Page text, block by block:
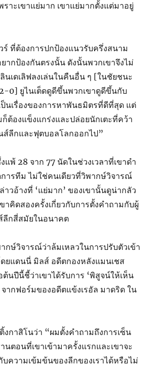
ราะเขาแย่มาก เขาแย่มากตั้งแต่มาอยู่
ที่ต้องการปกป้องแนวรับครึ่งสนาม
ากป้องกันตรงนั้น ดังนั้นพวกเขาจึงไม่
นเดเลิฟลงเล่นในคืนอื่น ๆ [ในชัยชนะ
0] ยูไนเต็ดดูดีขึ้นพวกเขาดูดีขึ้นกับ
นเรื่องของการหาพันธมิตรที่ดีที่สุด แต่
ต้องแข็งแกร่งและปล่อยนักเตะที่คว้า
ส์ลีกและฟุตบอลโลกออกไป”
แพ้ 28 จาก 77 นัดในช่วงเวลาที่เขาดํา
ารทีม ไม่ใช่คนเดียวที่วิพากษ์วิจารณ์
าวอ้างที่ ‘แย่มาก’ ของเขานั้นดูน่ากลัว
าคิดสองครั้งเกี่ยวกับการตั้งคําถามกับผู้
ลีกสี่สมัยในอนาคต
กษ์วิจารณ์ว่าล้มเหลวในการปรับตัวเข้า
ยแดนนี่ มิลส์ อดีตกองหลังแมนเชส
ต้นปีนี้ชี้ว่าเขาได้รับการ ‘พิสูจน์ให้เห็น
จากฟอร์มของอดีตแข้งเรอัล มาดริด ใน
งกาสิโนว่า “ผมตั้งคําถามถึงการเซ็น
ตอนที่เขาเข้ามาครั้งแรกและเขาจะ
ความเข้มข้นของลีกของเราได้หรือไม่